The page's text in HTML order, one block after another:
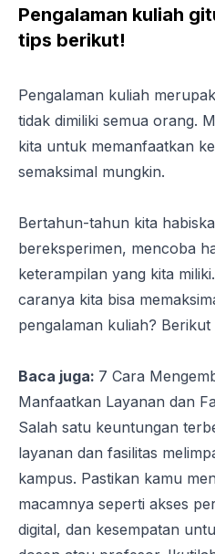
Pengalaman kuliah
tips berikut!
Pengalaman kuliah
tidak dimiliki semua orang.
kita untuk memanfaatkan
semaksimal mungkin.
Bertahun-tahun kita
bereksperimen, mencoba
keterampilan yang kita
caranya kita bisa
pengalaman kuliah? Berikut
Baca juga: 7 Cara
Manfaatkan Layanan dan
Salah satu keuntungan
layanan dan fasilitas
kampus. Pastikan kamu
macamnya seperti akses
digital, dan kesempatan